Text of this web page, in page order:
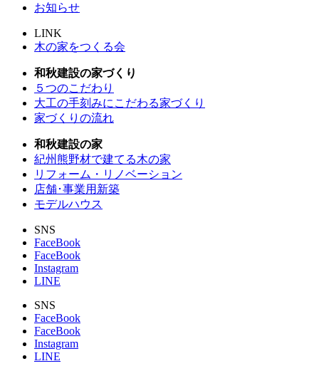
お知らせ
LINK
木の家をつくる会
和秋建設の家づくり
５つのこだわり
大工の手刻みにこだわる家づくり
家づくりの流れ
和秋建設の家
紀州熊野材で建てる木の家
リフォーム・リノベーション
店舗･事業用新築
モデルハウス
SNS
FaceBook
FaceBook
Instagram
LINE
SNS
FaceBook
FaceBook
Instagram
LINE